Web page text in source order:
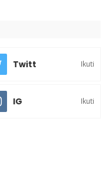
Twitt Ikuti
IG Ikuti